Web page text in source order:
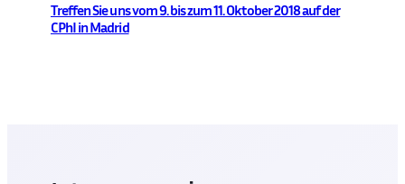
Treffen Sie uns vom 9. bis zum 11. Oktober 2018 auf der
CPhI in Madrid